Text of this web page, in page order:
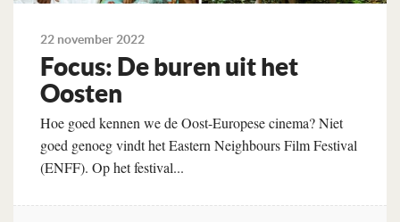
22 november 2022
Focus: De buren uit het
Oosten
Hoe goed kennen we de Oost-Europese cinema? Niet
goed genoeg vindt het Eastern Neighbours Film Festival
(ENFF). Op het festival...